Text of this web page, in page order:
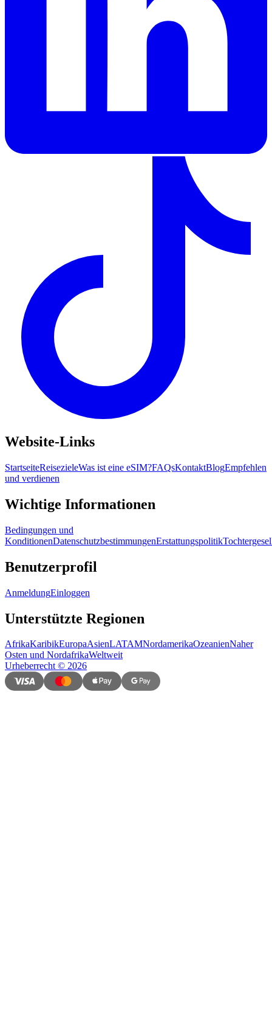
Website-Links
StartseiteReisezieleWas ist eine eSIM?FAQsKontaktBlogEmpfehlen
und verdienen
Wichtige Informationen
Bedingungen und
KonditionenDatenschutzbestimmungenErstattungspolitik
Benutzerprofil
AnmeldungEinloggen
Unterstützte Regionen
AfrikaKaribikEuropaAsienLATAMNordamerikaOzeanienNaher
Osten und NordafrikaWeltweit
Urheberrecht© 2026